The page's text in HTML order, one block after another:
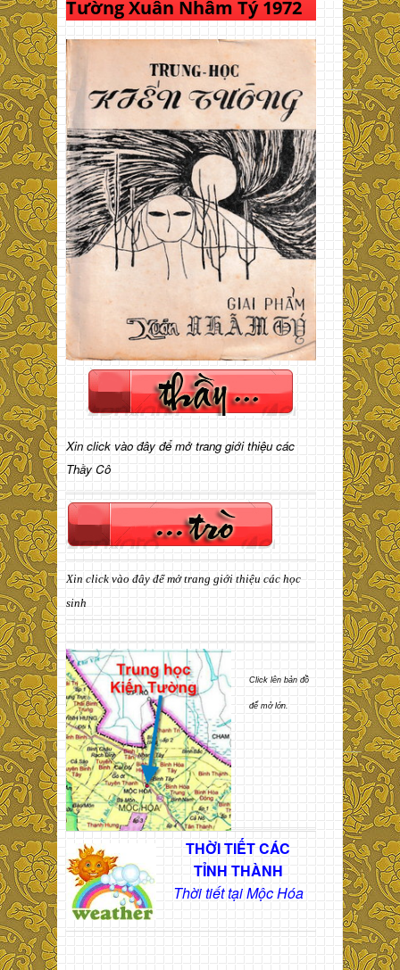
Tường Xuân Nhâm Tý 1972
Xin click vào đây để mở trang giới thiệu các
Thầy Cô
Xin click vào đây để mở trang giới thiệu các học
sinh
Click lên bản đồ
để mở lớn.
THỜI TIẾT CÁC
TỈNH THÀNH
Thời tiết tại Mộc Hóa